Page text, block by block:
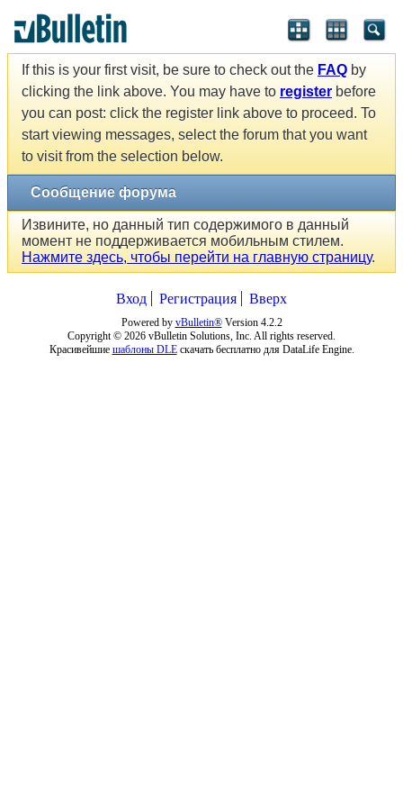
If this is your first visit, be sure to check out the FAQ by
clicking the link above. You may have to register before
you can post: click the register link above to proceed. To
start viewing messages, select the forum that you want
to visit from the selection below.
Сообщение форума
Извините, но данный тип содержимого в данный
момент не поддерживается мобильным стилем.
Нажмите здесь, чтобы перейти на главную страницу.
Вход Регистрация Вверх
Powered by vBulletin®Version 4.2.2
Copyright © 2026 vBulletin Solutions, Inc. All rights reserved.
Красивейшие шаблоны DLEскачать бесплатно для DataLife Engine.